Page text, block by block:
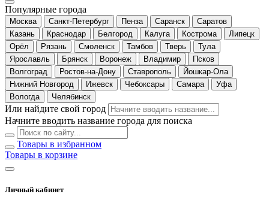
Популярные города
Москва Санкт-Петербург Пенза Саранск
Саратов
Казань
Краснодар Белгород Калуга Кострома
Липецк
Орёл
Рязань Смоленск Тамбов Тверь
Тула
Ярославль
Брянск Воронеж Владимир
Псков
Волгоград
Ростов-на-Дону Ставрополь
Йошкар-Ола
Нижний Новгород
Ижевск Чебоксары Самара
Уфа
Вологда
Челябинск
Или найдите свой город
Начните вводить название города для поиска
Товары в избранном
Товары в корзине
Личный кабинет